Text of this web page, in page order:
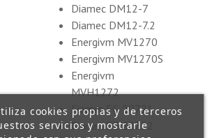
Diamec DM12-7
Diamec DM12-7.2
Energivm MV1270
Energivm MV1270S
Energivm
MVH1272
Fiamm FG 20721
Fiamm FG 20722
cookies propias y de terceros
servicios y mostrarle